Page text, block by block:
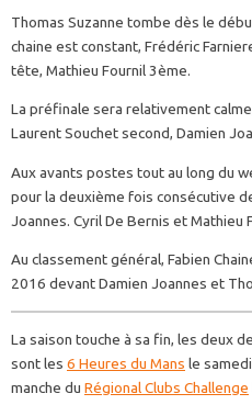
Thomas Suzanne tombe dès le
chaine est constant, Frédéric
tête, Mathieu Fournil 3ème.
La préfinale sera relativement
Laurent Souchet second, Damien
Aux avants postes tout au long du
pour la deuxième fois consécutive
Joannes. Cyril De Bernis et Mathieu
Au classement général, Fabien
2016 devant Damien Joannes et
La saison touche à sa fin, les deux
sont les 6 Heures du Mans le
manche du Régional Clubs Challenge